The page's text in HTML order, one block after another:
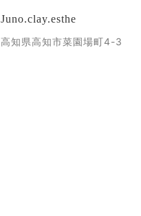
Juno.clay.esthe
高知県高知市菜園場町4-3